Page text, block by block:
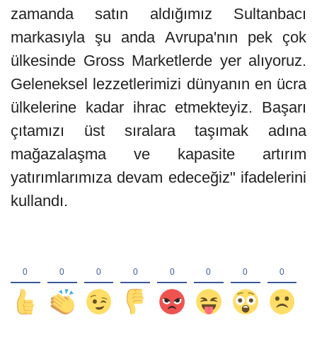
zamanda satın aldığımız Sultanbacı
markasıyla şu anda Avrupa'nın pek çok
ülkesinde Gross Marketlerde yer alıyoruz.
Geleneksel lezzetlerimizi dünyanın en ücra
ülkelerine kadar ihrac etmekteyiz. Başarı
çıtamızı üst sıralara taşımak adına
mağazalaşma ve kapasite artırım
yatırımlarımıza devam edeceğiz" ifadelerini
kullandı.